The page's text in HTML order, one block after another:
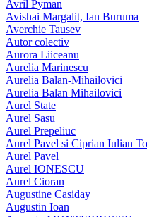
Avril Pyman
Avishai Margalit, Ian Buruma
Averchie Tausev
Autor colectiv
Aurora Liiceanu
Aurelia Marinescu
Aurelia Balan-Mihailovici
Aurelia Balan Mihailovici
Aurel State
Aurel Sasu
Aurel Prepeliuc
Aurel Pavel si Ciprian Iulian
Aurel Pavel
Aurel IONESCU
Aurel Cioran
Augustine Casiday
Augustin Ioan